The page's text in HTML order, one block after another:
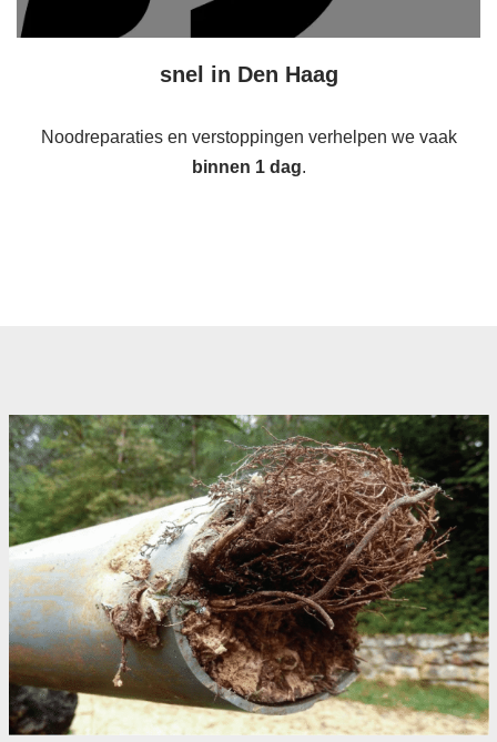
snel in Den Haag
Noodreparaties en verstoppingen verhelpen we vaak
binnen 1 dag.